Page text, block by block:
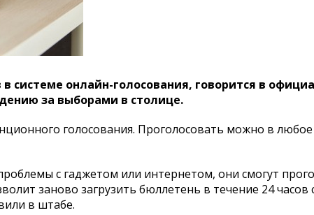
системе онлайн-голосования, говорится в
за выборами в столице.
голосования. Проголосовать можно в
с гаджетом или интернетом, они смогут
заново загрузить бюллетень в течение 24 часов
в штабе.